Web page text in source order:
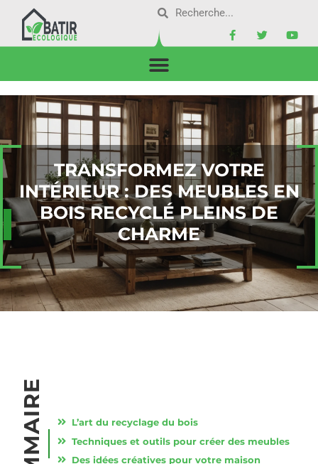
TRANSFORMEZ VOTRE
INTÉRIEUR : DES MEUBLES EN
BOIS RECYCLÉ PLEINS DE
CHARME
L’art du recyclage du bois
Techniques et outils pour créer des meubles
Des idées créatives pour votre maison